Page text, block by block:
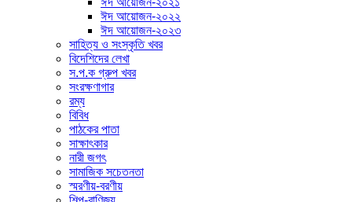
ঈদ আয়োজন-২০২২
ঈদ আয়োজন-২০২৩
সাহিত্য ও সংস্কৃতি খবর
বিদেশিদের লেখা
স.প.ক গ্রুপ খবর
সংরক্ষণাগার
রম্য
বিবিধ
পাঠকের পাতা
সাক্ষাৎকার
নারী জগৎ
সামাজিক সচেতনতা
স্মরণীয়-বরণীয়